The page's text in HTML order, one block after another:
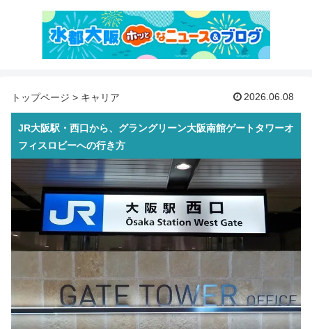
トップページ > キャリア 2026.06.08
JR大阪駅・西口から、グラングリーン大阪南館ゲートタワーオ
フィスロビーへの行き方